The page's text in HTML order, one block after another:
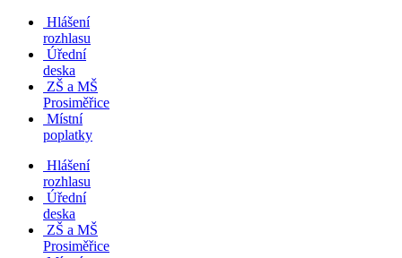
Hlášení
rozhlasu
Úřední
deska
ZŠ a MŠ
Prosiměřice
Místní
poplatky
Hlášení
rozhlasu
Úřední
deska
ZŠ a MŠ
Prosiměřice